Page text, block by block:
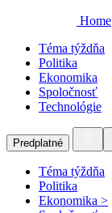
Home
Téma týždňa
Politika
Ekonomika
Spoločnosť
Technológie
Predplatné
Téma týždňa
Politika
Ekonomika >